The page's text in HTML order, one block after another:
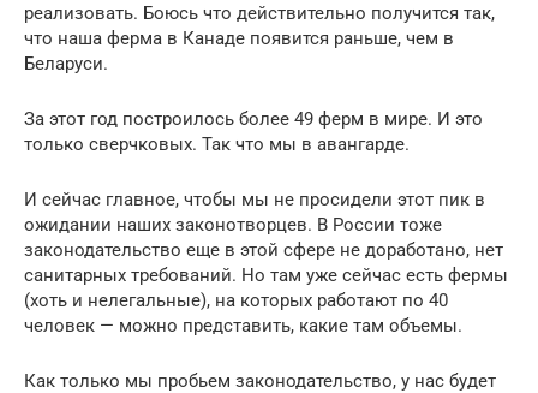
реализовать. Боюсь что действительно получится так,
что наша ферма в Канаде появится раньше, чем в
Беларуси.
За этот год построилось более 49 ферм в мире. И это
только сверчковых. Так что мы в авангарде.
И сейчас главное, чтобы мы не просидели этот пик в
ожидании наших законотворцев. В России тоже
законодательство еще в этой сфере не доработано, нет
санитарных требований. Но там уже сейчас есть фермы
(хоть и нелегальные), на которых работают по 40
человек — можно представить, какие там объемы.
Как только мы пробьем законодательство, у нас будет